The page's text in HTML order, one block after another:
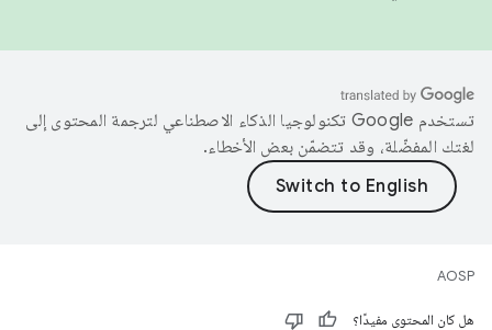
تستخدم Google تكنولوجيا الذكاء الاصطناعي لترجمة المحتوى إلى
لغتك المفضّلة، وقد تتضمّن بعض الأخطاء.
AOSP
هل كان المحتوى مفيدًا؟